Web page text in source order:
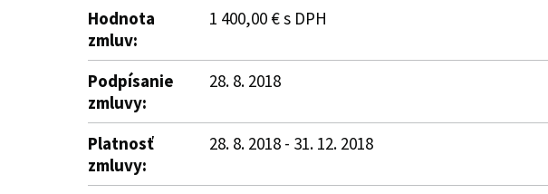
Hodnota
zmluv:
1 400,00 € s DPH
Podpísanie
zmluvy:
28. 8. 2018
Platnosť
zmluvy:
28. 8. 2018 - 31. 12. 2018